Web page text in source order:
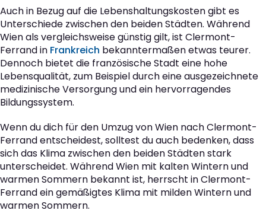
Auch in Bezug auf die Lebenshaltungskosten gibt es
Unterschiede zwischen den beiden Städten. Während
Wien als vergleichsweise günstig gilt, ist Clermont-
Ferrand in Frankreich bekanntermaßen etwas teurer.
Dennoch bietet die französische Stadt eine hohe
Lebensqualität, zum Beispiel durch eine ausgezeichnete
medizinische Versorgung und ein hervorragendes
Bildungssystem.
Wenn du dich für den Umzug von Wien nach Clermont-
Ferrand entscheidest, solltest du auch bedenken, dass
sich das Klima zwischen den beiden Städten stark
unterscheidet. Während Wien mit kalten Wintern und
warmen Sommern bekannt ist, herrscht in Clermont-
Ferrand ein gemäßigtes Klima mit milden Wintern und
warmen Sommern.